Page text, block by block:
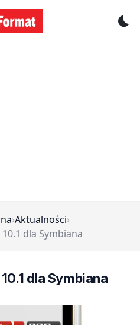
›Aktualności›
dla Symbiana
dla Symbiana